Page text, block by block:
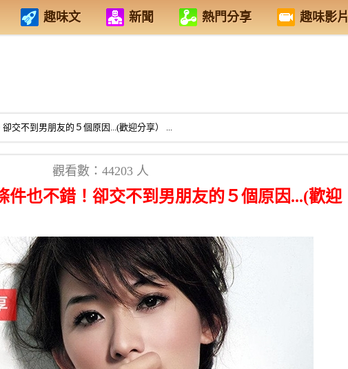
趣味文 新聞 熱門分享 趣味影片
交不到男朋友的５個原因...(歡迎分享） ...
觀看數：44203 人
件也不錯！卻交不到男朋友的５個原因...(歡迎